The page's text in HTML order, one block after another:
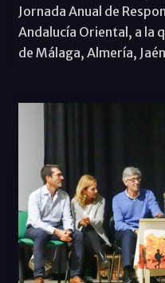
Jornada Anual de
Andalucía Oriental, a la
de Málaga, Almería,